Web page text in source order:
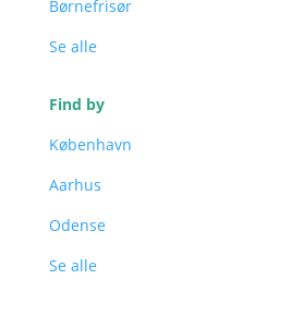
Børnefrisør
Se alle
Find by
København
Aarhus
Odense
Se alle